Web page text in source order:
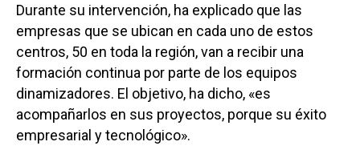
Durante su intervención, ha explicado que las
empresas que se ubican en cada uno de estos
centros, 50 en toda la región, van a recibir una
formación continua por parte de los equipos
dinamizadores. El objetivo, ha dicho, «es
acompañarlos en sus proyectos, porque su éxito
empresarial y tecnológico».